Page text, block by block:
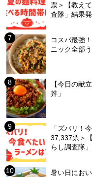
票＞【教え
査隊」結果
コスパ最強
ニック全部う
【今日の献
丼」
「ズバリ！
37,337票＞
らし調査隊
暑い日にお